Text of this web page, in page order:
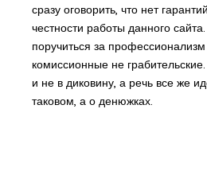
сразу оговорить, что нет
честности работы данного
поручиться за
комиссионные не
и не в диковину, а речь все же
таковом, а о денюжках.